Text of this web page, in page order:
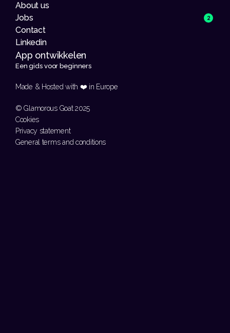
About us
Jobs
2
Contact
Linkedin
Een gids voor beginners
Made & Hosted with ❤️ in Europe
© Glamorous Goat 2025
Cookies
Privacy statement
General terms and conditions